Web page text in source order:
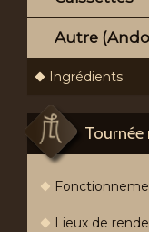
Autre
Ingrédients
Tournée
Lieux de